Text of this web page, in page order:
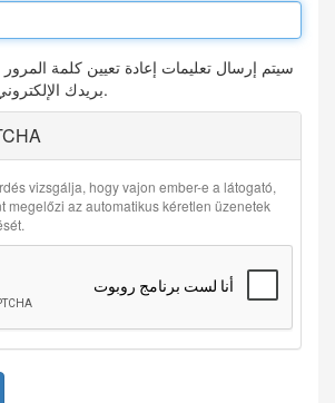
سيتم إرسال تعليمات إعادة تعيين كلمة
بريدك الإلكتروني المسجل.
vizsgálja, hogy vajon ember-e a látogató,
megelőzi az automatikus kéretlen üzenetek